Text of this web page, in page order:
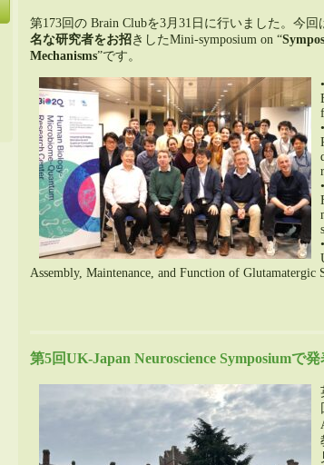
第173回の Brain Clubを3月31日に行いました。今
名な研究者をお招きしたMini-symposium on “
Mechanisms”です。
Assembly, Maintenance, and Function of Glutamatergic
第5回UK-Japan Neuroscience Symposiumで